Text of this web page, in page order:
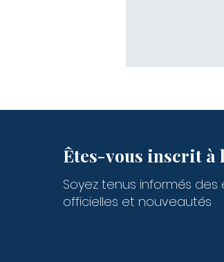
Êtes-vous inscrit à
Soyez tenus informés
officielles et nouveautés